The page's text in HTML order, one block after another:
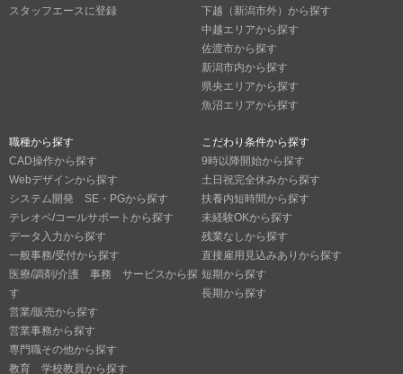
スタッフエースに登録
下越（新潟市外）から探す
中越エリアから探す
佐渡市から探す
新潟市内から探す
県央エリアから探す
魚沼エリアから探す
職種から探す
CAD操作から探す
Webデザインから探す
システム開発 SE・PGから探す
テレオペ/コールサポートから探す
データ入力から探す
一般事務/受付から探す
医療/調剤/介護 事務 サービスから探
す
営業/販売から探す
営業事務から探す
専門職その他から探す
教育 学校教員から探す
こだわり条件から探す
9時以降開始から探す
土日祝完全休みから探す
扶養内短時間から探す
未経験OKから探す
残業なしから探す
直接雇用見込みありから探す
短期から探す
長期から探す